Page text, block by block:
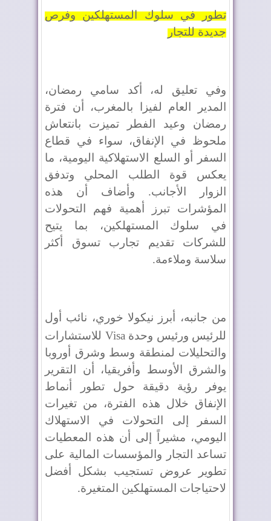
تطور في سلوك المستهلكين وفرص
جديدة للتجار
وفي تعليق له، أكد سامي رمضان،
المدير العام لفيزا بالمغرب، أن فترة
رمضان وعيد الفطر تميزت بانتعاش
ملحوظ في الإنفاق، سواء في قطاع
السفر أو السلع الاستهلاكية اليومية، ما
يعكس قوة الطلب المحلي وتدفق
الزوار الأجانب. وأضاف أن هذه
المؤشرات تبرز أهمية فهم التحولات
في سلوك المستهلكين، بما يتيح
للشركات تقديم تجارب تسوق أكثر
سلاسة وملاءمة.
من جانبه، أبرز نيكولا خوري، نائب أول
للرئيس ورئيس وحدة Visa للاستشارات
والتحليلات لمنطقة وسط وشرق أوروبا
والشرق الأوسط وأفريقيا، أن التقرير
يوفر رؤية دقيقة حول تطور أنماط
الإنفاق خلال هذه الفترة، من تغيرات
السفر إلى التحولات في الاستهلاك
اليومي، مشيراً إلى أن هذه المعطيات
تساعد التجار والمؤسسات المالية على
تطوير عروض تستجيب بشكل أفضل
لاحتياجات المستهلكين المتغيرة.